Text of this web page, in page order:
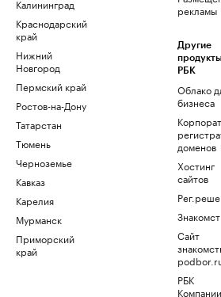
Калининград
Краснодарский
край
Нижний
Новгород
Пермский край
Ростов-на-Дону
Татарстан
Тюмень
Черноземье
Кавказ
Карелия
Мурманск
Приморский
край
рекламы
Другие
продукты
РБК
Облако
бизнеса
доменов
Хостинг
сайтов
Сайт
РБК
Компании